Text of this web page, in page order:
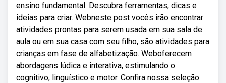
ensino fundamental. Descubra ferramentas, dicas e
ideias para criar. Webneste post vocês irão encontrar
atividades prontas para serem usada em sua sala de
aula ou em sua casa com seu filho, são atividades para
crianças em fase de alfabetização. Weboferecem
abordagens lúdica e interativa, estimulando o
cognitivo, linguístico e motor. Confira nossa seleção